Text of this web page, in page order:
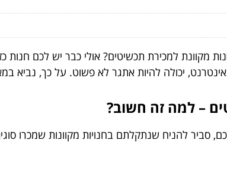
מקוונת למכירת תכשיטים? אולי כבר יש לכם
יכולה להיות אתגר לא פשוט. על כך, נביא
– למה זה חשוב?
סביר להניח שנתקלתם בחנויות מקוונות שמכרו